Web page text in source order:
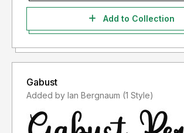
Add to Collection
Gabust
Added by Ian Bergnaum (1 Style)